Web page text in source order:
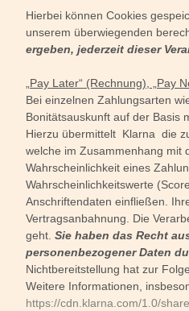
Hierbei können Cookies
unserem überwiegenden
ergeben, jederzeit dieser
„Pay Later“ (Rechnung), „Pay
Bei einzelnen Zahlungsarten
Bonitätsauskunft auf der Basis
Hierzu übermittelt Klarna die
welche im Zusammenhang mit
Wahrscheinlichkeit eines
Wahrscheinlichkeitswerte
Anschriftendaten einfließen.
Vertragsanbahnung. Die
geht. Sie haben das Recht
personenbezogener Daten
Nichtbereitstellung hat zur
Weitere Informationen,
https://cdn.klarna.com/1.0/